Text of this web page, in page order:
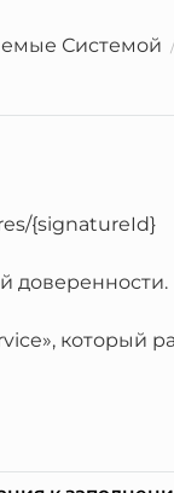
Системой
{signatureId}
доверенности.
который